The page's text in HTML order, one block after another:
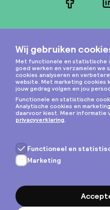
Privacy
Algemene